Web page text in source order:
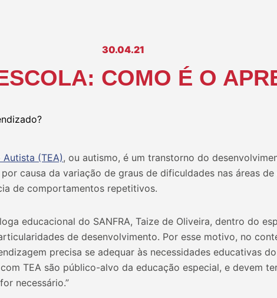
30.04.21
COMO É O
(TEA), ou autismo, é um transtorno do
causa da variação de graus de dificuldades nas áreas de
de comportamentos repetitivos.
educacional do SANFRA, Taize de Oliveira, dentro do
de desenvolvimento. Por esse motivo, no
precisa se adequar às necessidades educativas
TEA são público-alvo da educação especial, e devem
necessário.”